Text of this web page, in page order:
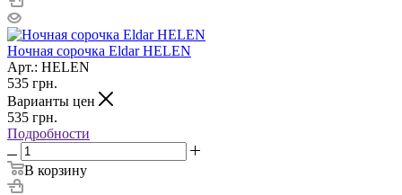
Ночная сорочка Eldar HELEN
Арт.: HELEN
535 грн.
Варианты цен
535 грн.
Подробности
В корзину